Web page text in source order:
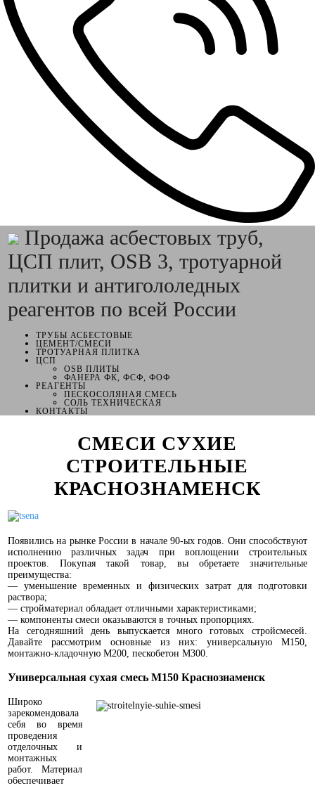
Продажа асбестовых труб,
ЦСП плит, OSB 3, тротуарной
плитки и антигололедных
реагентов по всей России
ТРУБЫ АСБЕСТОВЫЕ
ЦЕМЕНТ/СМЕСИ
ТРОТУАРНАЯ ПЛИТКА
ЦСП
OSB ПЛИТЫ
ФАНЕРА ФК, ФСФ, ФОФ
РЕАГЕНТЫ
ПЕСКОСОЛЯНАЯ СМЕСЬ
СОЛЬ ТЕХНИЧЕСКАЯ
КОНТАКТЫ
СМЕСИ СУХИЕ
СТРОИТЕЛЬНЫЕ
КРАСНОЗНАМЕНСК
Появились на рынке России в начале 90-ых годов. Они способствуют
исполнению различных задач при воплощении строительных
проектов. Покупая такой товар, вы обретаете значительные
преимущества:
— уменьшение временных и физических затрат для подготовки
раствора;
— стройматериал обладает отличными характеристиками;
— компоненты смеси оказываются в точных пропорциях.
На сегодняшний день выпускается много готовых стройсмесей.
Давайте рассмотрим основные из них: универсальную М150,
монтажно-кладочную М200, пескобетон М300.
Универсальная сухая смесь М150 Краснознаменск
Широко
зарекомендовала
себя во время
проведения
отделочных и
монтажных
работ. Материал
обеспечивает